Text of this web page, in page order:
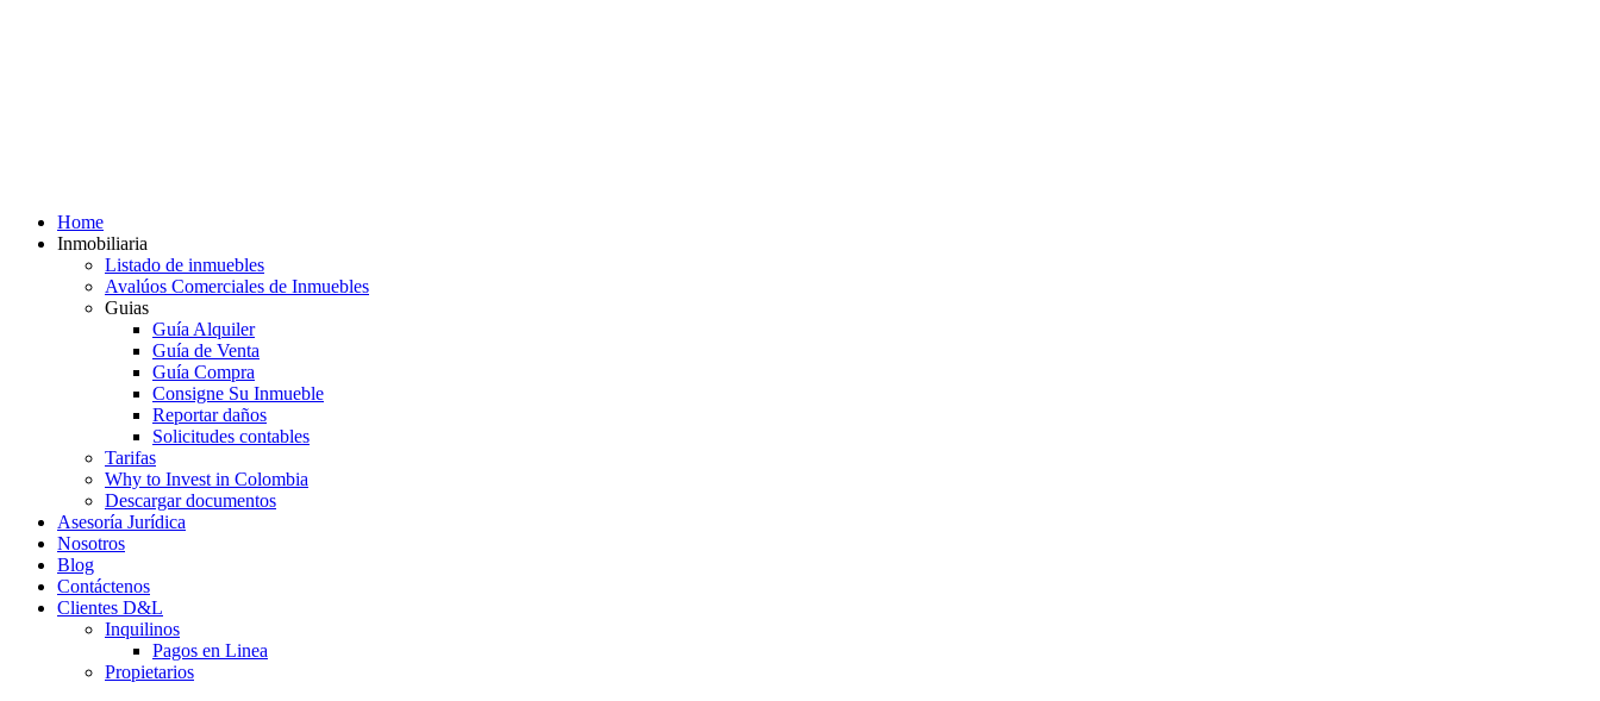
Home
Inmobiliaria
Listado de inmuebles
Avalúos Comerciales de Inmuebles
Guias
Guía Alquiler
Guía de Venta
Guía Compra
Consigne Su Inmueble
Reportar daños
Solicitudes contables
Tarifas
Why to Invest in Colombia
Descargar documentos
Asesoría Jurídica
Nosotros
Blog
Contáctenos
Clientes D&L
Inquilinos
Pagos en Linea
Propietarios